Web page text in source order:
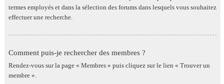
termes employés et dans la sélection des forums dans lesquels vous souhaitez
effectuer une recherche.
Comment puis-je rechercher des membres ?
Rendez-vous sur la page « Membres » puis cliquez sur le lien « Trouver un
membre ».